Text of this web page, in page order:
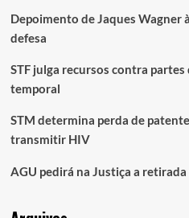
Depoimento de Jaques Wagner
defesa
STF julga recursos contra
temporal
STM determina perda de
transmitir HIV
AGU pedirá na Justiça a